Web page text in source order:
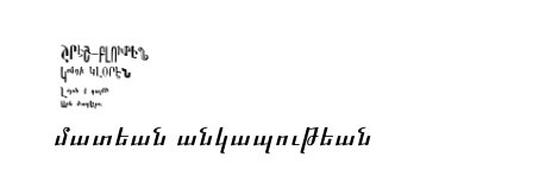
մատեան անկապութեան